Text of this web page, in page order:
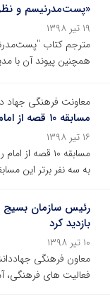
«پست‌مدرنیسم و
۱۹ تیر ۱۳۹۸
مترجم کتاب
همچنین پیوند آن با
معاونت فرهنگی جهاد
مسابقه ۱۰ قصه از امام رضا (ع) ویژه فرزندان جهادگران
۱۶ تیر ۱۳۹۸
مسابقه ۱۰
به سه نفر برتر این
رئیس سازمان بسیج
بازدید کرد
۱۰ تیر ۱۳۹۸
معاون فرهنگی
فعالیت های